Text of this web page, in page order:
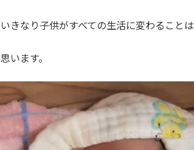
きなり子供がすべての生活に変わることは
います。